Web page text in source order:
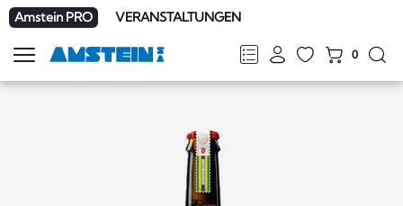
Amstein PRO VERANSTALTUNGEN
FRDEENIT
0
Navigation
zeigen